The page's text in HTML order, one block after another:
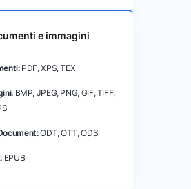
e immagini
PDF, XPS, TEX
BMP, JPEG, PNG, GIF, TIFF,
ODT, OTT, ODS
EPUB